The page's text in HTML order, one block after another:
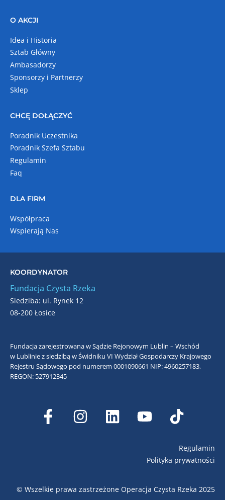
O AKCJI
Idea i Historia
Sztab Główny
Ambasadorzy
Sponsorzy i Partnerzy
Sklep
CHCĘ DOŁĄCZYĆ
Poradnik Uczestnika
Poradnik Szefa Sztabu
Regulamin
Faq
DLA FIRM
Współpraca
Wspierają Nas
KOORDYNATOR
Fundacja Czysta Rzeka
Siedziba: ul. Rynek 12
08-200 Łosice
Fundacja zarejestrowana w Sądzie Rejonowym Lublin – Wschód
w Lublinie z siedzibą w Świdniku VI Wydział Gospodarczy Krajowego
Rejestru Sądowego pod numerem 0001090661 NIP: 4960257183,
REGON: 527912345
Regulamin
Polityka prywatności
© Wszelkie prawa zastrzeżone Operacja Czysta Rzeka 2025